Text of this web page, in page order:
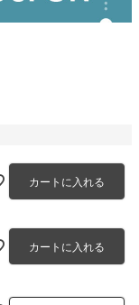
カートに入れる
カートに入れる